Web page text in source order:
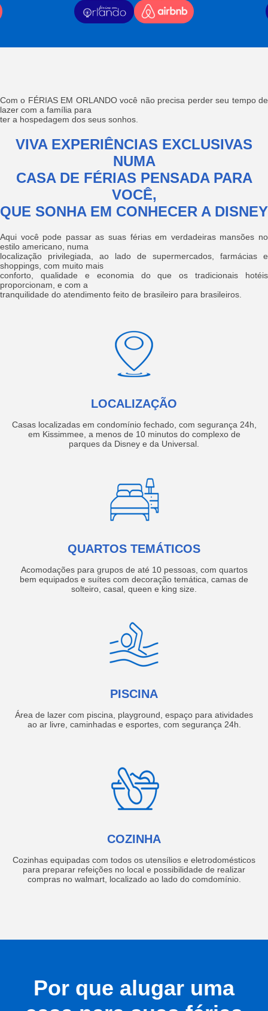
Com o FÉRIAS EM ORLANDO você não precisa perder seu tempo de
lazer com a família para
ter a hospedagem dos seus sonhos.
VIVA EXPERIÊNCIAS EXCLUSIVAS
NUMA
CASA DE FÉRIAS PENSADA PARA
VOCÊ,
QUE SONHA EM CONHECER A DISNEY
Aqui você pode passar as suas férias em verdadeiras mansões no
estilo americano, numa
localização privilegiada, ao lado de supermercados, farmácias e
shoppings, com muito mais
conforto, qualidade e economia do que os tradicionais hotéis
proporcionam, e com a
tranquilidade do atendimento feito de brasileiro para brasileiros.
LOCALIZAÇÃO
Casas localizadas em condomínio fechado, com segurança 24h,
em Kissimmee, a menos de 10 minutos do complexo de
parques da Disney e da Universal.
QUARTOS TEMÁTICOS
Acomodações para grupos de até 10 pessoas, com quartos
bem equipados e suítes com decoração temática, camas de
solteiro, casal, queen e king size.
PISCINA
Área de lazer com piscina, playground, espaço para atividades
ao ar livre, caminhadas e esportes, com segurança 24h.
COZINHA
Cozinhas equipadas com todos os utensílios e eletrodomésticos
para preparar refeições no local e possibilidade de realizar
compras no walmart, localizado ao lado do comdomínio.
Por que alugar uma